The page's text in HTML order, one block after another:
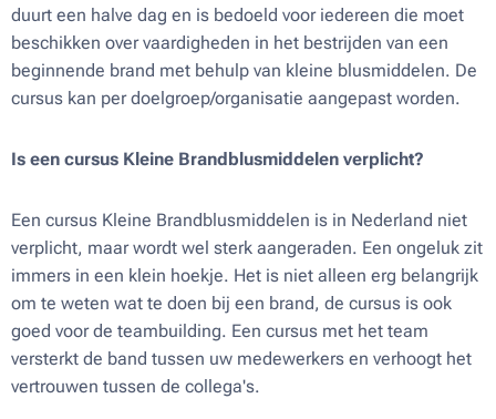
duurt een halve dag en is bedoeld voor iedereen die moet
beschikken over vaardigheden in het bestrijden van een
beginnende brand met behulp van kleine blusmiddelen. De
cursus kan per doelgroep/organisatie aangepast worden.
Is een cursus Kleine Brandblusmiddelen verplicht?
Een cursus Kleine Brandblusmiddelen is in Nederland niet
verplicht, maar wordt wel sterk aangeraden. Een ongeluk zit
immers in een klein hoekje. Het is niet alleen erg belangrijk
om te weten wat te doen bij een brand, de cursus is ook
goed voor de teambuilding. Een cursus met het team
versterkt de band tussen uw medewerkers en verhoogt het
vertrouwen tussen de collega's.